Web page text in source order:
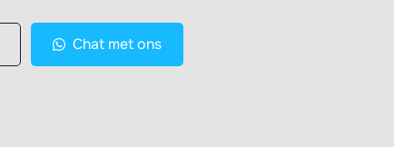
Chat met ons